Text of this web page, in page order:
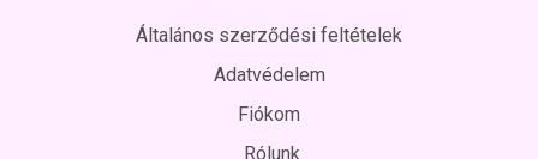
Általános szerződési feltételek
Adatvédelem
Fiókom
Rólunk